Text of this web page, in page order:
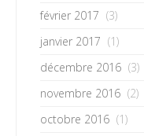
février 2017 (3)
janvier 2017 (1)
décembre 2016 (3)
novembre 2016 (2)
octobre 2016 (1)